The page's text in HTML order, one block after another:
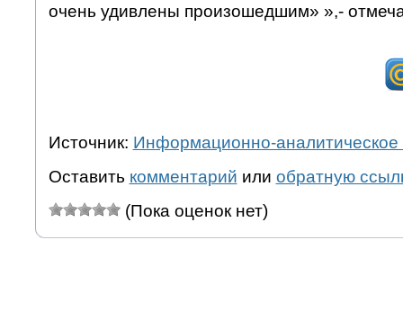
очень удивлены произошедшим» »,-
Источник: Информационно-аналитическое
Оставить комментарий или обратную
(Пока оценок нет)